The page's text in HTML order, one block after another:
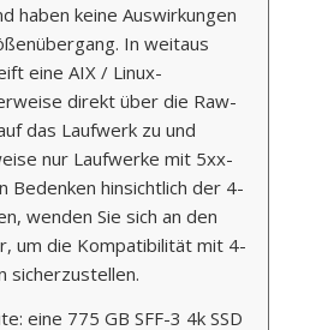
haben keine Auswirkungen
In weitaus
eine AIX / Linux-
direkt über die Raw-
das Laufwerk zu und
nur Laufwerke mit 5xx-
Bedenken hinsichtlich der 4-
wenden Sie sich an den
um die Kompatibilität mit 4-
sicherzustellen.
eine 775 GB SFF-3 4k SSD